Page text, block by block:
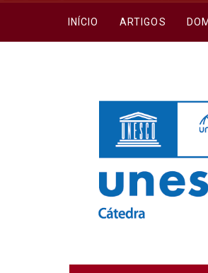
INÍCIO ARTIGOS